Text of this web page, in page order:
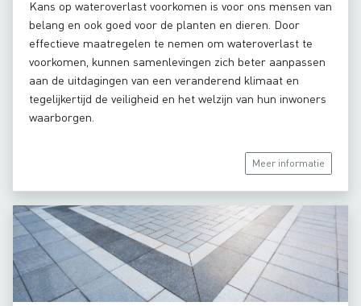
Kans op wateroverlast voorkomen is voor ons mensen van
belang en ook goed voor de planten en dieren. Door
effectieve maatregelen te nemen om wateroverlast te
voorkomen, kunnen samenlevingen zich beter aanpassen
aan de uitdagingen van een veranderend klimaat en
tegelijkertijd de veiligheid en het welzijn van hun inwoners
waarborgen.
Meer informatie